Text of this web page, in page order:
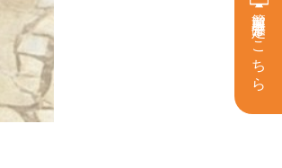
簡単買取査定はこちら